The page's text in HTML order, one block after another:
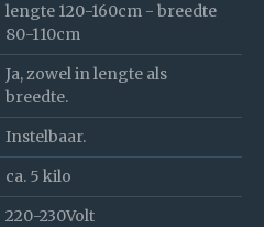
lengte 120-160cm - breedte
80-110cm
Ja, zowel in lengte als
breedte.
Instelbaar.
ca. 5 kilo
220-230Volt